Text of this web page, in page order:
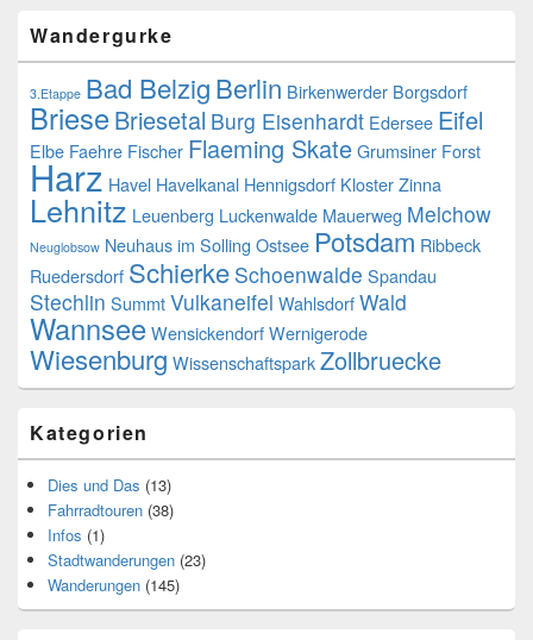
Wandergurke
3.Etappe Bad BelzigBerlin Birkenwerder Borgsdorf
BrieseBriesetal Burg Eisenhardt Edersee Eifel
Elbe Faehre Fischer Flaeming SkateGrumsiner Forst
Harz Havel Havelkanal Hennigsdorf Kloster Zinna
Lehnitz Leuenberg Luckenwalde Mauerweg Melchow
Neuglobsow Neuhaus im Solling Ostsee Potsdam Ribbeck
Ruedersdorf Schierke Schoenwalde Spandau
Stechlin SummtVulkaneifel WahlsdorfWald
WannseeWensickendorfWernigerode
Wiesenburg WissenschaftsparkZollbruecke
Kategorien
Dies und Das (13)
Fahrradtouren (38)
Infos (1)
Stadtwanderungen (23)
Wanderungen (145)